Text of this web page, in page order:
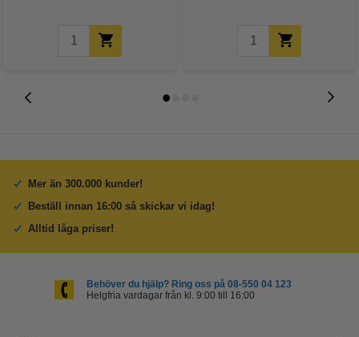
Mer än 300.000 kunder!
Beställ innan 16:00 så skickar vi idag!
Alltid låga priser!
Behöver du hjälp? Ring oss på 08-550 04 123
Helgfria vardagar från kl. 9:00 till 16:00